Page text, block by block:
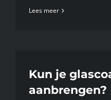
Lees meer
Kun je
aanbrengen?